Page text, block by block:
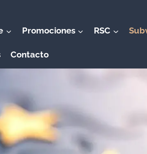
Promociones RSC
Contacto